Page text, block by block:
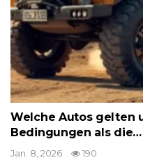
Welche Autos gelten
Bedingungen als die…
Jan. 8, 2026 190